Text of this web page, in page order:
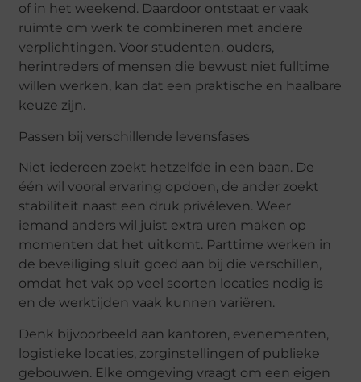
of in het weekend. Daardoor ontstaat er vaak
ruimte om werk te combineren met andere
verplichtingen. Voor studenten, ouders,
herintreders of mensen die bewust niet fulltime
willen werken, kan dat een praktische en haalbare
keuze zijn.
Passen bij verschillende levensfases
Niet iedereen zoekt hetzelfde in een baan. De
één wil vooral ervaring opdoen, de ander zoekt
stabiliteit naast een druk privéleven. Weer
iemand anders wil juist extra uren maken op
momenten dat het uitkomt. Parttime werken in
de beveiliging sluit goed aan bij die verschillen,
omdat het vak op veel soorten locaties nodig is
en de werktijden vaak kunnen variëren.
Denk bijvoorbeeld aan kantoren, evenementen,
logistieke locaties, zorginstellingen of publieke
gebouwen. Elke omgeving vraagt om een eigen